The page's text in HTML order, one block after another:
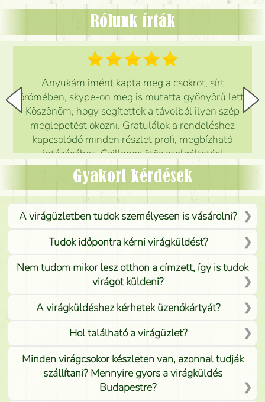
Rólunk írták
Anyukám imént kapta meg a csokrot, sírt
örömében, skype-on meg is mutatta gyönyörű lett.
Köszönöm, hogy segítettek a távolból ilyen szép
meglepetést okozni. Gratulálok a rendeléshez
kapcsolódó minden részlet profi, megbízható
intézéséhez. Csillagos ötös szolgáltatás!
Mónika
Gyakori kérdések
A virágüzletben tudok személyesen is vásárolni?
Tudok időpontra kérni virágküldést?
Nem tudom mikor lesz otthon a címzett, így is tudok
virágot küldeni?
A virágküldéshez kérhetek üzenőkártyát?
Hol található a virágüzlet?
Minden virágcsokor készleten van, azonnal tudják
szállítani? Mennyire gyors a virágküldés
Budapestre?